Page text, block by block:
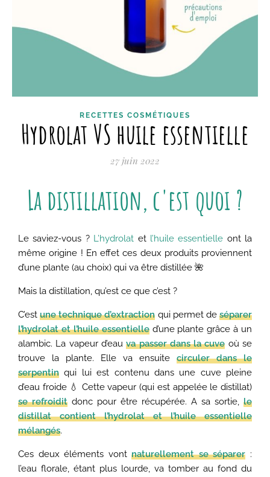
RECETTES COSMÉTIQUES
Hydrolat VS huile essentielle
27 juin 2022
La distillation, c'est quoi ?
Le saviez-vous ? L’hydrolat et l’huile essentielle ont la
même origine ! En effet ces deux produits proviennent
d’une plante (au choix) qui va être distillée 🌺
Mais la distillation, qu’est ce que c’est ?
C’estune technique d’extraction qui permet deséparer
l’hydrolat et l’huile essentielled’une plante grâce à un
alambic. La vapeur d’eauva passer dans la cuve où se
trouve la plante. Elle va ensuite circuler dans le
serpentin qui lui est contenu dans une cuve pleine
d’eau froide 💧 Cette vapeur (qui est appelée le distillat)
se refroidit donc pour être récupérée. A sa sortie, le
distillat contient l’hydrolat et l’huile essentielle
mélangés.
Ces deux éléments vontnaturellement se séparer :
l’eau florale, étant plus lourde, va tomber au fond du